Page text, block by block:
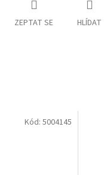
ZEPTAT SE HLÍDAT
Kód: 5004145